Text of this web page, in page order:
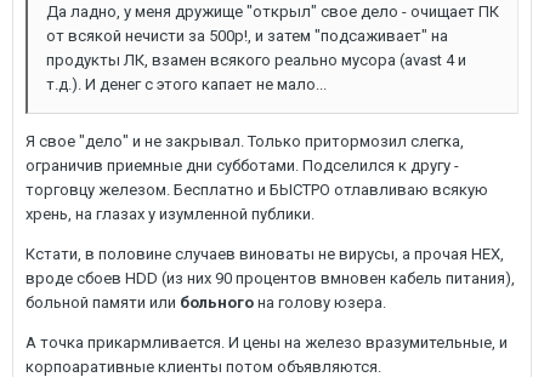
Да ладно, у меня дружище "открыл" свое дело - очищает ПК
от всякой нечисти за 500р!, и затем "подсаживает" на
продукты ЛК, взамен всякого реально мусора (avast 4 и
т.д.). И денег с этого капает не мало...
Я свое "дело" и не закрывал. Только притормозил слегка,
ограничив приемные дни субботами. Подселился к другу -
торговцу железом. Бесплатно и БЫСТРО отлавливаю всякую
хрень, на глазах у изумленной публики.
Кстати, в половине случаев виноваты не вирусы, а прочая НЕХ,
вроде сбоев HDD (из них 90 процентов вмновен кабель питания),
больной памяти или больного на голову юзера.
А точка прикармливается. И цены на железо вразумительные, и
корпоаративные клиенты потом объявляются.